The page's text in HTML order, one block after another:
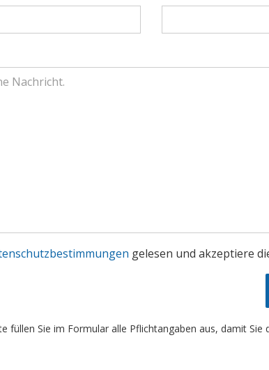
gelesen und akzeptiere
füllen Sie im Formular alle Pflichtangaben aus, damit Sie